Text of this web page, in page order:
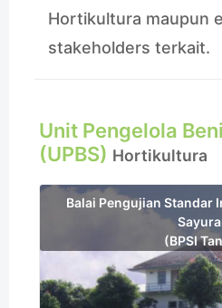
Hortikultura maupun
stakeholders terkait.
Unit Pengelola
(UPBS) Hortikultura
Balai Pengujian Standar
(BPSI